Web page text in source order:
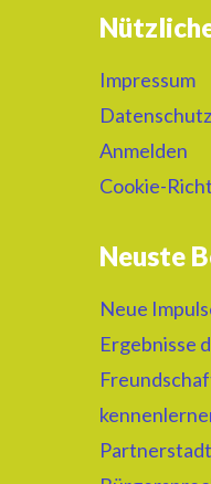
Impressum
Anmelden
Cookie-
Neuste
Neue
Ergebnisse